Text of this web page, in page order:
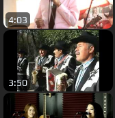
4:03
3:50